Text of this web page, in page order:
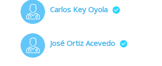
Carlos Key Oyola
José Ortiz Acevedo